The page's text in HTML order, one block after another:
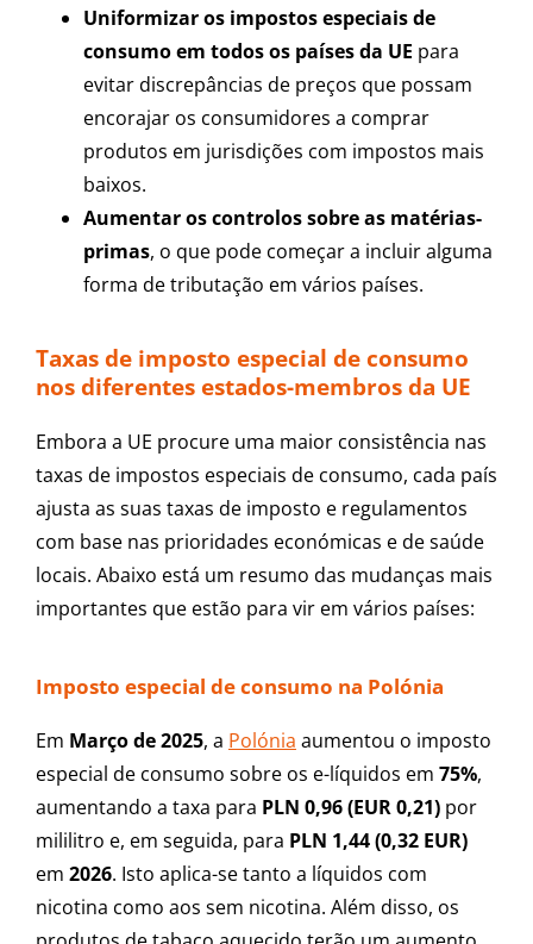
Uniformizar os impostos especiais de
consumo em todos os países da UE para
evitar discrepâncias de preços que possam
encorajar os consumidores a comprar
produtos em jurisdições com impostos mais
baixos.
Aumentar os controlos sobre as matérias-
primas, o que pode começar a incluir alguma
forma de tributação em vários países.
Taxas de imposto especial de consumo
nos diferentes estados-membros da UE
Embora a UE procure uma maior consistência nas
taxas de impostos especiais de consumo, cada país
ajusta as suas taxas de imposto e regulamentos
com base nas prioridades económicas e de saúde
locais. Abaixo está um resumo das mudanças mais
importantes que estão para vir em vários países:
Imposto especial de consumo na Polónia
Em Março de 2025, a Polónia aumentou o imposto
especial de consumo sobre os e-líquidos em 75%,
aumentando a taxa para PLN 0,96 (EUR 0,21)por
mililitro e, em seguida, para PLN 1,44 (0,32 EUR)
em 2026. Isto aplica-se tanto a líquidos com
nicotina como aos sem nicotina. Além disso, os